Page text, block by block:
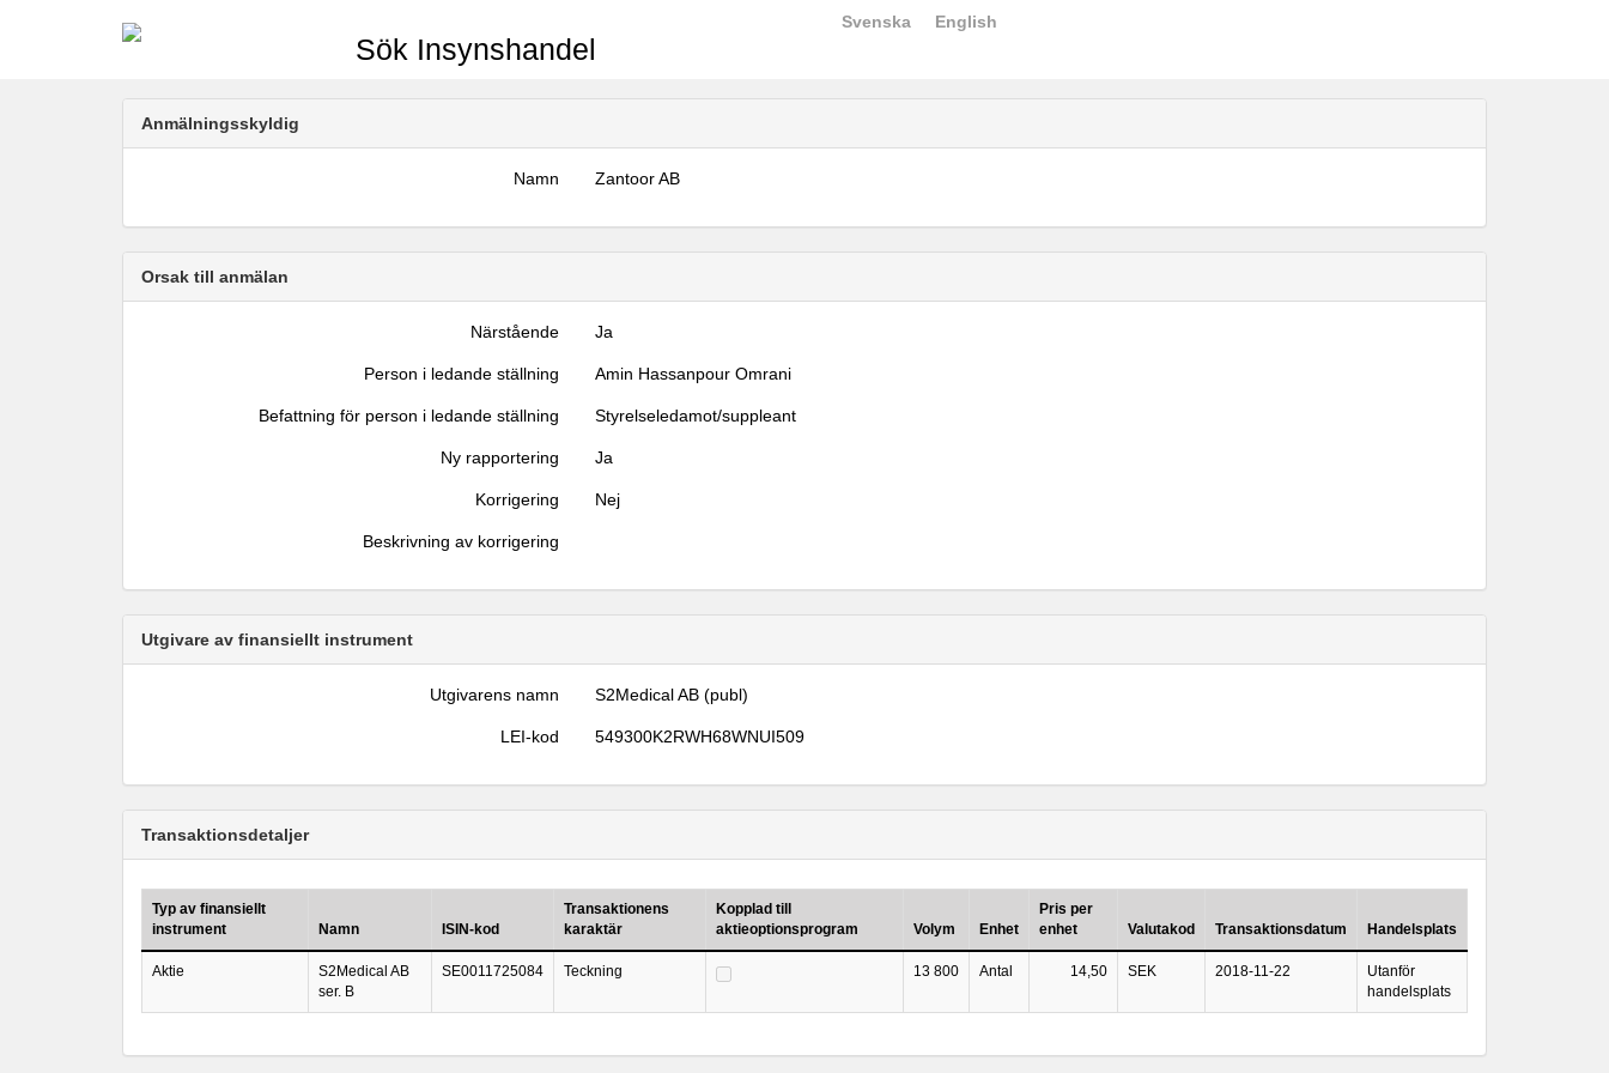
Sök Insynshandel
Svenska English
Anmälningsskyldig
Namn Zantoor AB
Orsak till anmälan
Närstående Ja
Person i ledande ställning Amin Hassanpour Omrani
Befattning för person i ledande ställning Styrelseledamot/suppleant
Ny rapportering Ja
Korrigering Nej
Beskrivning av korrigering
Utgivare av finansiellt instrument
Utgivarens namn S2Medical AB (publ)
LEI-kod 549300K2RWH68WNUI509
Transaktionsdetaljer
Typ av finansiellt
instrument
Namn ISIN-kod
Transaktionens
karaktär
Kopplad till
aktieoptionsprogram
Volym Enhet
Pris per
enhet
Valutakod Transaktionsdatum Handelsplats
Aktie
S2Medical AB
ser. B
SE0011725084 Teckning 13 800 Antal 14,50 SEK 2018-11-22
Utanför
handelsplats